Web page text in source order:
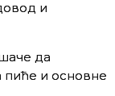
и
да
пиће и основне